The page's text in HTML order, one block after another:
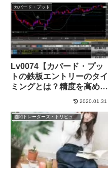
カバード・プット
Lv0074【カバード・プッ
トの鉄板エントリーのタイ
ミングとは？精度を高める
2020.01.31
週間トレーダーズ・トリビューン